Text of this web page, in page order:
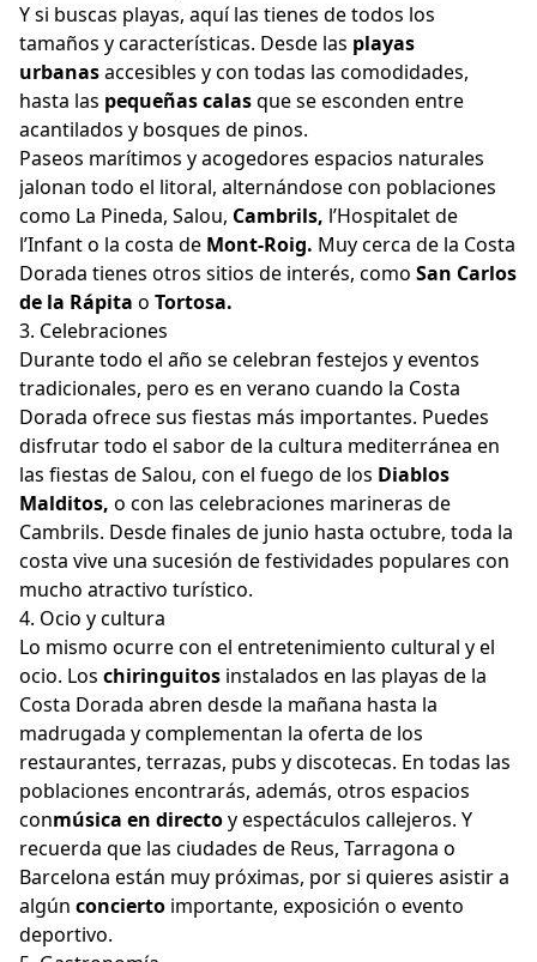
Y si buscas playas, aquí las tienes de todos los
tamaños y características. Desde las playas
urbanasaccesibles y con todas las comodidades,
hasta las pequeñas calasque se esconden entre
acantilados y bosques de pinos.
Paseos marítimos y acogedores espacios naturales
jalonan todo el litoral, alternándose con poblaciones
como La Pineda, Salou, Cambrils, l’Hospitalet de
l’Infant o la costa de Mont-Roig. Muy cerca de la Costa
Dorada tienes otros sitios de interés, como San Carlos
de la Rápita o Tortosa.
3. Celebraciones
Durante todo el año se celebran festejos y eventos
tradicionales, pero es en verano cuando la Costa
Dorada ofrece sus fiestas más importantes. Puedes
disfrutar todo el sabor de la cultura mediterránea en
las fiestas de Salou, con el fuego de los Diablos
Malditos, o con las celebraciones marineras de
Cambrils. Desde finales de junio hasta octubre, toda la
costa vive una sucesión de festividades populares con
mucho atractivo turístico.
4. Ocio y cultura
Lo mismo ocurre con el entretenimiento cultural y el
ocio. Los chiringuitos instalados en las playas de la
Costa Dorada abren desde la mañana hasta la
madrugada y complementan la oferta de los
restaurantes, terrazas, pubs y discotecas. En todas las
poblaciones encontrarás, además, otros espacios
conmúsica en directoy espectáculos callejeros. Y
recuerda que las ciudades de Reus, Tarragona o
Barcelona están muy próximas, por si quieres asistir a
algún concierto importante, exposición o evento
deportivo.